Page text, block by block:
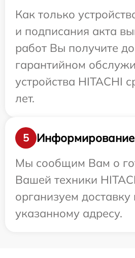
Как только
и подписания акта
работ Вы получите
гарантийном
устройства HITACHI
лет.
5
Информирование
Мы сообщим Вам о
Вашей техники
организуем доставку
указанному адресу.